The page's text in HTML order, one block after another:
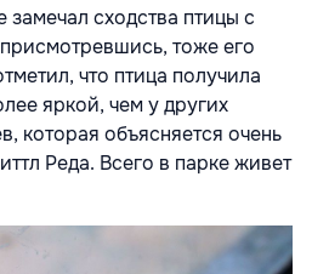
сходства птицы с
тоже его
что птица получила
яркой, чем у других
которая объясняется очень
Реда. Всего в парке живет